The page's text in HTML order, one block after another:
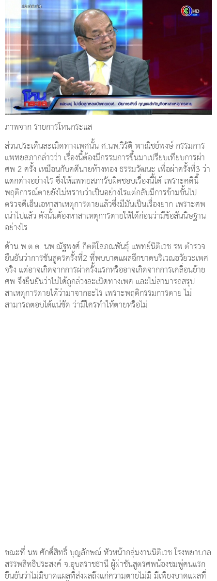
ภาพจาก รายการโหนกระแส
ส่วนประเด็นละเมิดทางเพศนั้น ศ.นพ.วิรัติ พาณิชย์พงษ์ กรรมการ
แพทยสภากล่าวว่า เรื่องนี้ต้องมีกรรมการขึ้นมาเปรียบเทียบการผ่า
ศพ 2 ครั้ง เหมือนกับคดีนายห้างทอง ธรรมวัฒนะ เพื่อผ่าครั้งที่3 ว่า
แตกต่างอย่างไร ซึ่งให้แพทยสภารับผิดชอบเรื่องนี้ได้ เพราะคดีนี้
พฤติการณ์ตายยังไม่ทราบว่าเป็นอย่างไรแต่กลับมีการข้ามขั้นไป
ตรวจดีเอ็นเอหาสาเหตุการตายแล้วซึ่งมีมันเป็นเรื่องยาก เพราะศพ
เน่าไปแล้ว ดังนั้นต้องหาสาเหตุการตายให้ได้ก่อนว่ามีข้อสันนิษฐาน
อย่างไร
ด้าน พ.ต.ต. นพ.ณัฐพงศ์ กิตติโสภณพันธุ์ แพทย์นิติเวช รพ.ตำรวจ
ยืนยันว่าการชันสูตรครั้งที่2 ที่พบบาดแผลฉีกขาดบริเวณอวัยวะเพศ
จริง แต่อาจเกิดจากการผ่าครั้งแรกหรืออาจเกิดจากการเคลื่อนย้าย
ศพ จึงยืนยันว่าไม่ได้ถูกล่วงละเมิดทางเพศ และไม่สามารถสรุป
สาเหตุการตายได้ว่ามาจากอะไร เพราะพฤติกรรมการตาย ไม่
สามารถตอบได้แน่ชัด ว่ามีใครทำให้ตายหรือไม่
ขณะที่ นพ.ศักดิ์สิทธิ์ บุญลักษณ์ หัวหน้ากลุ่มงานนิติเวช โรงพยาบาล
สรรพสิทธิประสงค์ จ.อุบลราชธานี ผู้ผ่าชันสูตรศพน้องชมพู่คนแรก
ยืนยันว่าไม่มีบาดแผลที่ส่งผลถึงแก่ความตายไม่มี มีเพียงบาดแผลที่